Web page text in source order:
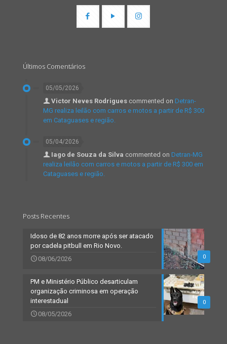
Últimos Comentários
05/05/2026
Victor Neves Rodrigues commented on Detran-
MG realiza leilão com carros e motos a partir de R$ 300
em Cataguases e região.
05/04/2026
Iago de Souza da Silva commented on Detran-MG
realiza leilão com carros e motos a partir de R$ 300 em
Cataguases e região.
Posts Recentes
0
Idoso de 82 anos morre após ser atacado
por cadela pitbull em Rio Novo.
08/06/2026
0
PM e Ministério Público desarticulam
organização criminosa em operação
interestadual
08/05/2026